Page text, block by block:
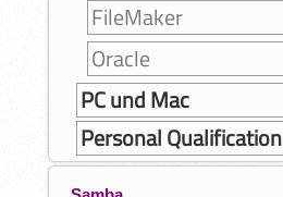
FileMaker
Oracle
PC und Mac
Personal Qualification